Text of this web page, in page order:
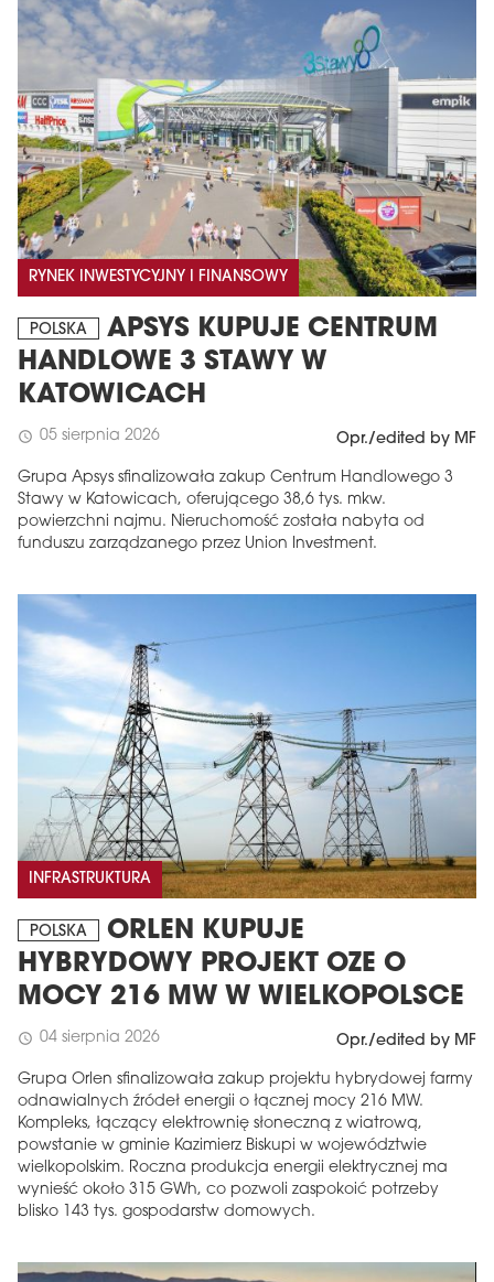
RYNEK INWESTYCYJNY I FINANSOWY
POLSKA
APSYS KUPUJE CENTRUM
HANDLOWE 3 STAWY W
KATOWICACH
schedule 05 sierpnia 2026 Opr./edited by MF
Grupa Apsys sfinalizowała zakup Centrum Handlowego 3
Stawy w Katowicach, oferującego 38,6 tys. mkw.
powierzchni najmu. Nieruchomość została nabyta od
funduszu zarządzanego przez Union Investment.
INFRASTRUKTURA
POLSKA
ORLEN KUPUJE
HYBRYDOWY PROJEKT OZE O
MOCY 216 MW W WIELKOPOLSCE
schedule 04 sierpnia 2026 Opr./edited by MF
Grupa Orlen sfinalizowała zakup projektu hybrydowej farmy
odnawialnych źródeł energii o łącznej mocy 216 MW.
Kompleks, łączący elektrownię słoneczną z wiatrową,
powstanie w gminie Kazimierz Biskupi w województwie
wielkopolskim. Roczna produkcja energii elektrycznej ma
wynieść około 315 GWh, co pozwoli zaspokoić potrzeby
blisko 143 tys. gospodarstw domowych.
MAGAZYN
Wydanie 6 (308)
CZERWIEC 2026
Więcej w tym wydaniu
Zamów teraz!